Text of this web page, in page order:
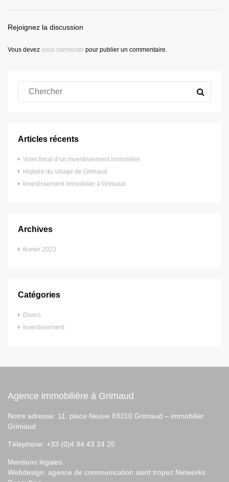
Rejoignez la discussion
Vous devez vous connecter pour publier un commentaire.
Articles récents
Volet fiscal d’un investissement immobilier
Histoire du village de Grimaud
Investissement immobilier à Grimaud
Archives
février 2023
Catégories
Divers
Investissement
Agence immobilière à Grimaud
Notre adresse: 11, place Neuve 83310 Grimaud – immobilier
Grimaud
Téléphone: +33 (0)4 94 43 24 25
Mentions légales
Webdesign: agence de communication saint tropez Networks